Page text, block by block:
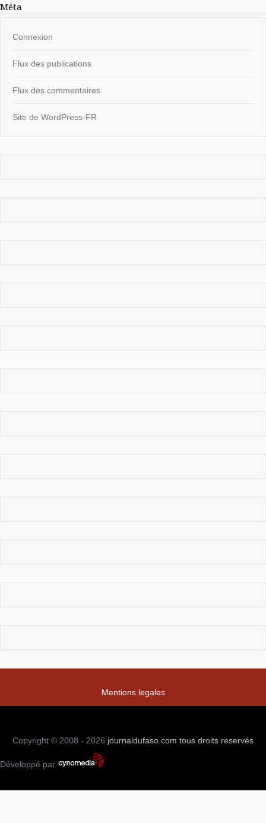
Méta
Connexion
Flux des publications
Flux des commentaires
Site de WordPress-FR
Mentions legales
Copyright © 2008 - 2026 journaldufaso.com tous droits reservés
Développé par